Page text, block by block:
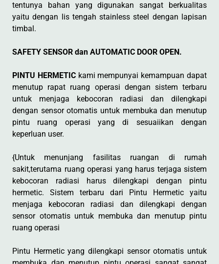
tentunya bahan yang digunakan sangat berkualitas
yaitu dengan lis tengah stainless steel dengan lapisan
timbal.
SAFETY SENSOR dan AUTOMATIC DOOR OPEN.
PINTU HERMETICkami mempunyai kemampuan dapat
menutup rapat ruang operasi dengan sistem terbaru
untuk menjaga kebocoran radiasi dan dilengkapi
dengan sensor otomatis untuk membuka dan menutup
pintu ruang operasi yang di sesuaiikan dengan
keperluan user.
{Untuk menunjang fasilitas ruangan di rumah
sakit,terutama ruang operasi yang harus terjaga sistem
kebocoran radiasi harus dilengkapi dengan pintu
hermetic. Sistem terbaru dari Pintu Hermetic yaitu
menjaga kebocoran radiasi dan dilengkapi dengan
sensor otomatis untuk membuka dan menutup pintu
ruang operasi
Pintu Hermetic yang dilengkapi sensor otomatis untuk